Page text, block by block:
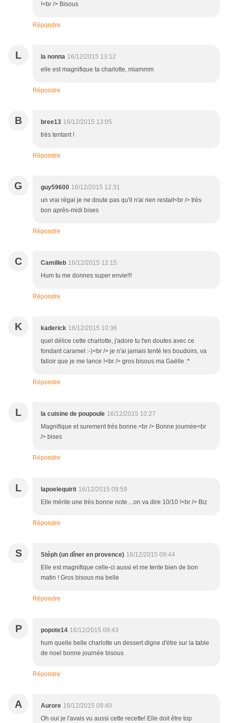
!<br /> Bisous
Répondre
L la nonna 16/12/2015 13:12
elle est magnifique ta charlotte, miammm
Répondre
B bree13 16/12/2015 13:05
très tentant !
Répondre
G guy59600 16/12/2015 12:31
un vrai régal je ne doute pas qu'il n'ai rien restait<br /> très
bon après-midi bises
Répondre
C Camilleb 16/12/2015 12:15
Hum tu me donnes super envie!!!
Répondre
K kaderick 16/12/2015 10:36
quel délice cette charlotte, j'adore tu t'en doutes avec ce
fondant caramel :-)<br /> je n'ai jamais tenté les boudoirs, va
falloir que je me lance !<br /> gros bisous ma Gaëlle :*
Répondre
L la cuisine de poupoule 16/12/2015 10:27
Magnifique et surement très bonne.<br /> Bonne journée<br
/> bises
Répondre
L lapoelequirit 16/12/2015 09:59
Elle mérite une très bonne note....on va dire 10/10 !<br /> Biz
Répondre
S Stéph (un dîner en provence) 16/12/2015 09:44
Elle est magnifique celle-ci aussi et me tente bien de bon
matin ! Gros bisous ma belle
Répondre
P popote14 16/12/2015 09:43
hum quelle belle charlotte un dessert digne d'étre sur la table
de noel bonne journée bisous
Répondre
A Aurore 16/12/2015 09:40
Oh oui je l'avais vu aussi cette recette! Elle doit être top